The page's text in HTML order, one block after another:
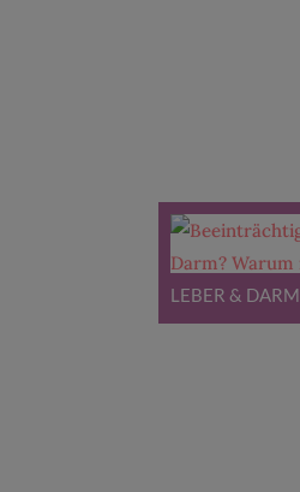
LEBER & DARM